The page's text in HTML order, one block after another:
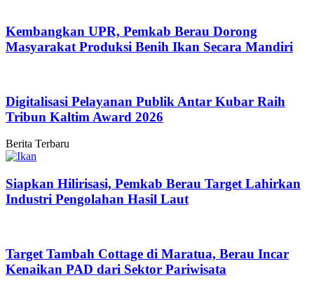
Kembangkan UPR, Pemkab Berau Dorong
Masyarakat Produksi Benih Ikan Secara Mandiri
Digitalisasi Pelayanan Publik Antar Kubar Raih
Tribun Kaltim Award 2026
Berita Terbaru
Siapkan Hilirisasi, Pemkab Berau Target Lahirkan
Industri Pengolahan Hasil Laut
Target Tambah Cottage di Maratua, Berau Incar
Kenaikan PAD dari Sektor Pariwisata